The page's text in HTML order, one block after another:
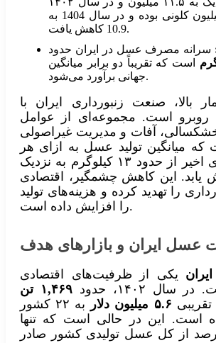
حدود ۱۱.۴۳ میلیون کلونی بوده و در سال 1404 به
10.9 کاهش یافت.
سرانه مصرف عسل در ایران حدود
است که تقریباً دو برابر میانگین
جهانی برآورد می‌شود.
بالا، صنعت زنبورداری ایران با
است. مجموعه‌ای از عوامل
خشکسالی، آفات و مدیریت غیراصولی
میانگین تولید عسل به ازای هر
کلنی در سال‌های اخیر از حدود ۱۳ کیلوگرم به نزدیک
یابد. این کاهش چشمگیر، اقتصادی
را تهدید کرده و هزینه‌های تولید
را افزایش داده است.
عسل ایران و بازارهای هدف
یکی از ظرفیت‌های اقتصادی
۱۴۰۲، حدود
۱,۴۶۹ تن
۵.۶ میلیون دلار
به ۲۲ کشور
است. این در حالی است که تنها
۱ تا 1/5 درصد از کل عسل تولیدی کشور صادر